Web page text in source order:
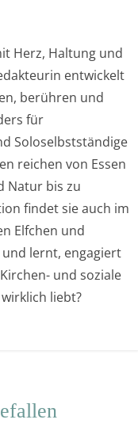
Herz, Haltung und
entwickelt
berühren und
für
Soloselbstständige
reichen von Essen
Natur bis zu
findet sie auch im
Elfchen und
lernt, engagiert
und soziale
liebt?